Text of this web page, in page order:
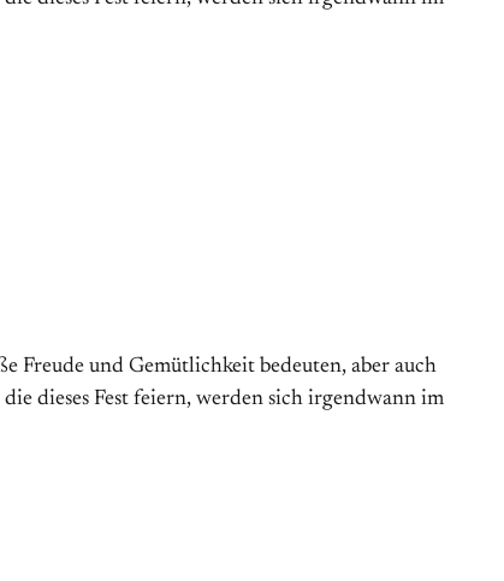
Freude und Gemütlichkeit bedeuten, aber auch
dieses Fest feiern, werden sich irgendwann im